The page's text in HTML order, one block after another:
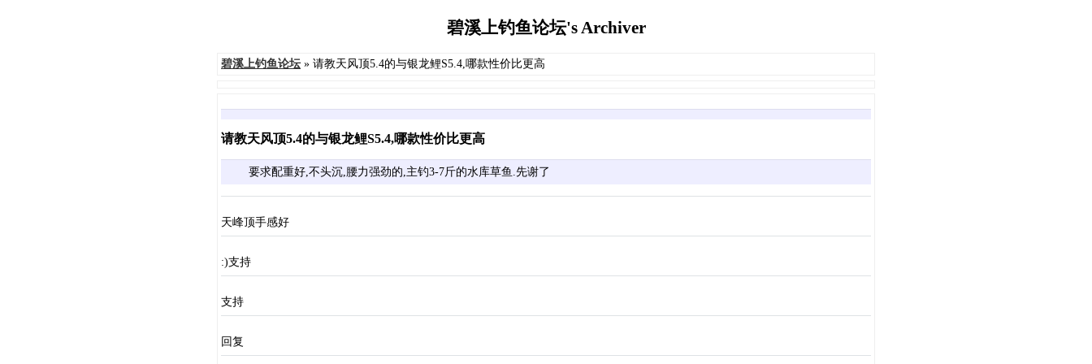
碧溪上钓鱼论坛's Archiver
碧溪上钓鱼论坛 » 请教天风顶5.4的与银龙鲤S5.4,哪款性价比更高
请教天风顶5.4的与银龙鲤S5.4,哪款性价比更高
要求配重好,不头沉,腰力强劲的,主钓3-7斤的水库草鱼.先谢了
天峰顶手感好
:)支持
支持
回复